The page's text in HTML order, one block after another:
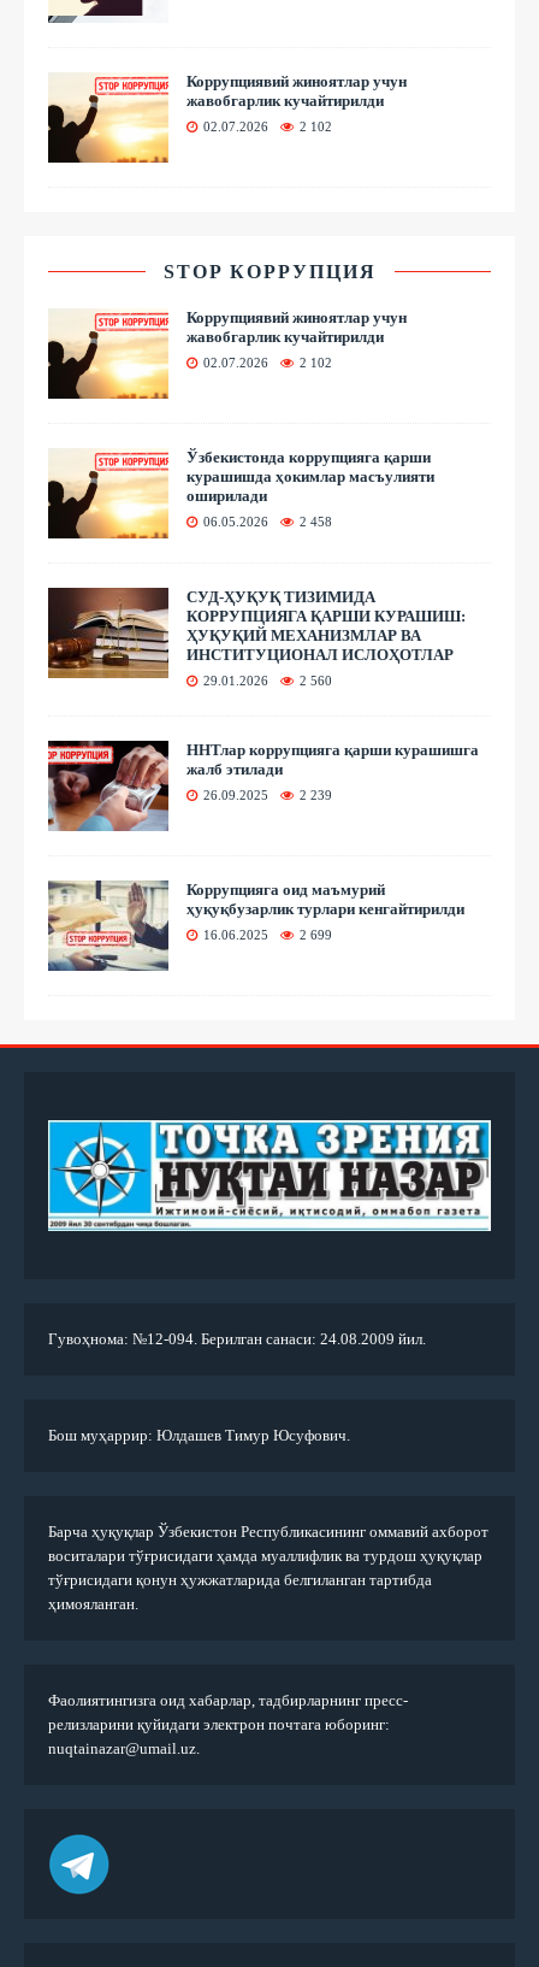
Коррупциявий жиноятлар учун
жавобгарлик кучайтирилди
02.07.2026 2 102
STOP КОРРУПЦИЯ
Коррупциявий жиноятлар учун
жавобгарлик кучайтирилди
02.07.2026 2 102
Ўзбекистонда коррупцияга қарши
курашишда ҳокимлар масъулияти
оширилади
06.05.2026 2 458
СУД-ҲУҚУҚ ТИЗИМИДА
КОРРУПЦИЯГА ҚАРШИ КУРАШИШ:
ҲУҚУҚИЙ МЕХАНИЗМЛАР ВА
ИНСТИТУЦИОНАЛ ИСЛОҲОТЛАР
29.01.2026 2 560
ННТлар коррупцияга қарши курашишга
жалб этилади
26.09.2025 2 239
Коррупцияга оид маъмурий
ҳуқуқбузарлик турлари кенгайтирилди
16.06.2025 2 699
Гувоҳнома: №12-094. Берилган санаси: 24.08.2009 йил.
Бош муҳаррир: Юлдашев Тимур Юсуфович.
Барча ҳуқуқлар Ўзбекистон Республикасининг оммавий ахборот
воситалари тўғрисидаги ҳамда муаллифлик ва турдош ҳуқуқлар
тўғрисидаги қонун ҳужжатларида белгиланган тартибда
ҳимояланган.
Фаолиятингизга оид хабарлар, тадбирларнинг пресс-
релизларини қуйидаги электрон почтага юборинг:
nuqtainazar@umail.uz.